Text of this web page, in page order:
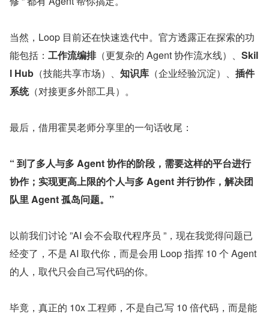
当然，Loop 目前还在快速迭代中。官方透露正在探索的功
能包括： 工作流编排（更复杂的 Agent 协作流水线）、 Skil
l Hub （技能共享市场）、 知识库 （企业经验沉淀）、 插件
系统（对接更多外部工具）。
最后，借用霍昊老师分享里的一句话收尾：
“ 到了多人与多 Agent 协作的阶段，需要这样的平台进行
协作；实现更高上限的个人与多 Agent 并行协作，解决团
队里 Agent 孤岛问题。”
以前我们讨论 ”AI 会不会取代程序员 ”，现在我觉得问题已
经变了，不是 AI 取代你，而是会用 Loop 指挥 10 个 Agent
的人，取代只会自己写代码的你。
毕竟，真正的 10x 工程师，不是自己写 10 倍代码，而是能